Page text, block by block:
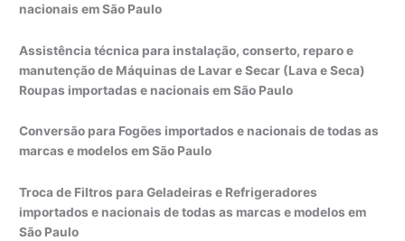
nacionais em São Paulo
Assistência técnica para instalação, conserto, reparo e
manutenção de Máquinas de Lavar e Secar (Lava e Seca)
Roupas importadas e nacionais em São Paulo
Conversão para Fogões importados e nacionais de todas as
marcas e modelos em São Paulo
Troca de Filtros para Geladeiras e Refrigeradores
importados e nacionais de todas as marcas e modelos em
São Paulo